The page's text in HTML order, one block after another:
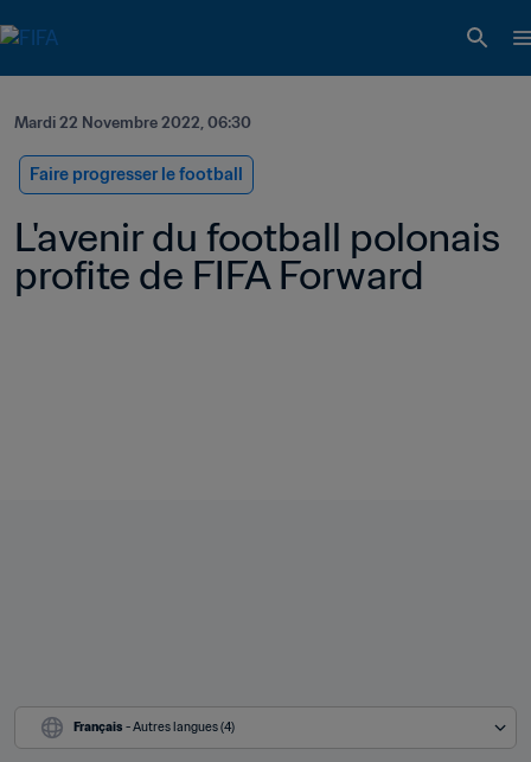
Mardi 22 Novembre 2022, 06:30
Faire progresser le football
L'avenir du football polonais
profite de FIFA Forward
Français - Autres langues (4)